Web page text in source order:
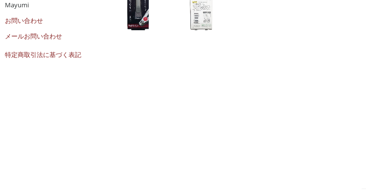
Mayumi
お問い合わせ
メールお問い合わせ
特定商取引法に基づく表記